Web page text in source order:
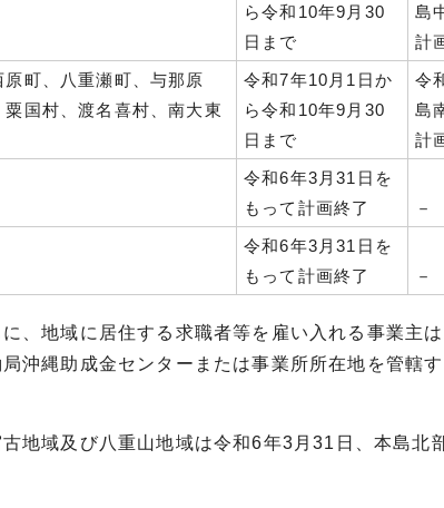
ら令和10年9月30
日まで
島
計
町、八重瀬町、与那原
国村、渡名喜村、南大東
令和7年10月1日か
ら令和10年9月30
日まで
令
島
計
令和6年3月31日を
もって計画終了
－
令和6年3月31日を
もって計画終了
－
、地域に居住する求職者等を雇い入れる事業主
沖縄助成金センターまたは事業所所在地を管轄
地域及び八重山地域は令和6年3月31日、本島北